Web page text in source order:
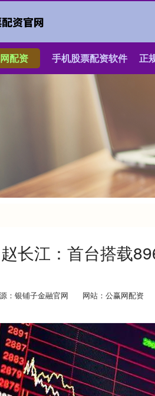
配资 手机股票配资软件 正
长江：首台搭载
：银铺子金融官网 网站：公赢网配资